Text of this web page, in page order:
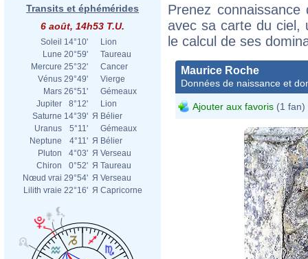
Transits et éphémérides
6 août, 14h53 T.U.
Soleil 14°10'
Lion
Lune 20°59'
Taureau
Mercure 25°32'
Cancer
Vénus 29°49'
Vierge
Mars 26°51'
Gémeaux
Jupiter
8°12'
Lion
Saturne 14°39' Я Bélier
Uranus
5°11'
Gémeaux
Neptune
4°11' Я Bélier
Pluton
4°03' Я Verseau
Chiron
0°52' Я Taureau
Nœud vrai 29°54' Я Verseau
Lilith vraie 22°16' Я Capricorne
Prenez
avec sa carte du ciel,
le calcul de ses
Maurice Roche
Données de naissance et
Ajouter aux favoris (1 fan)